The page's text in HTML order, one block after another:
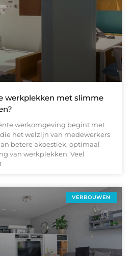
werkplekken met slimme
werkomgeving begint met
het welzijn van medewerkers
betere akoestiek, optimaal
van werkplekken. Veel
VERBOUWEN